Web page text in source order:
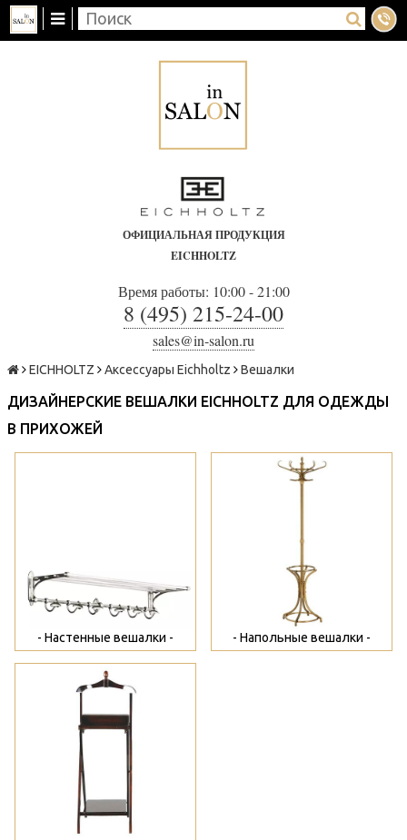
ОФИЦИАЛЬНАЯ ПРОДУКЦИЯ
EICHHOLTZ
Время работы: 10:00 - 21:00
8 (495) 215-24-00
sales@in-salon.ru
EICHHOLTZ Аксессуары Eichholtz Вешалки
ДИЗАЙНЕРСКИЕ ВЕШАЛКИ EICHHOLTZ ДЛЯ ОДЕЖДЫ
В ПРИХОЖЕЙ
- Настенные вешалки -
>
- Напольные вешалки -
>